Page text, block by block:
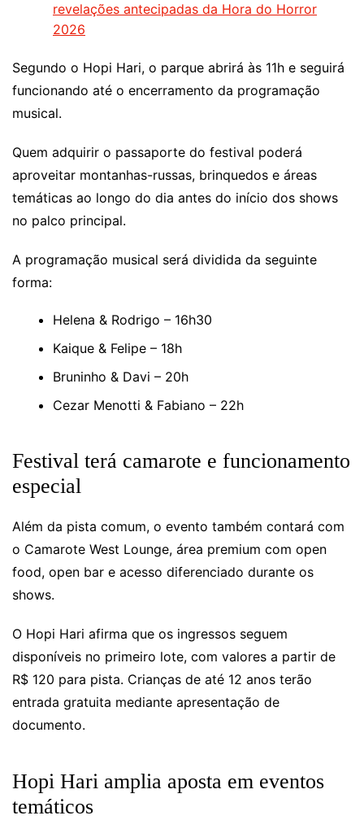
revelações antecipadas da Hora do Horror
2026
Segundo o Hopi Hari, o parque abrirá às 11h e seguirá
funcionando até o encerramento da programação
musical.
Quem adquirir o passaporte do festival poderá
aproveitar montanhas-russas, brinquedos e áreas
temáticas ao longo do dia antes do início dos shows
no palco principal.
A programação musical será dividida da seguinte
forma:
Helena & Rodrigo – 16h30
Kaique & Felipe – 18h
Bruninho & Davi – 20h
Cezar Menotti & Fabiano – 22h
Festival terá camarote e funcionamento
especial
Além da pista comum, o evento também contará com
o Camarote West Lounge, área premium com open
food, open bar e acesso diferenciado durante os
shows.
O Hopi Hari afirma que os ingressos seguem
disponíveis no primeiro lote, com valores a partir de
R$ 120 para pista. Crianças de até 12 anos terão
entrada gratuita mediante apresentação de
documento.
Hopi Hari amplia aposta em eventos
temáticos